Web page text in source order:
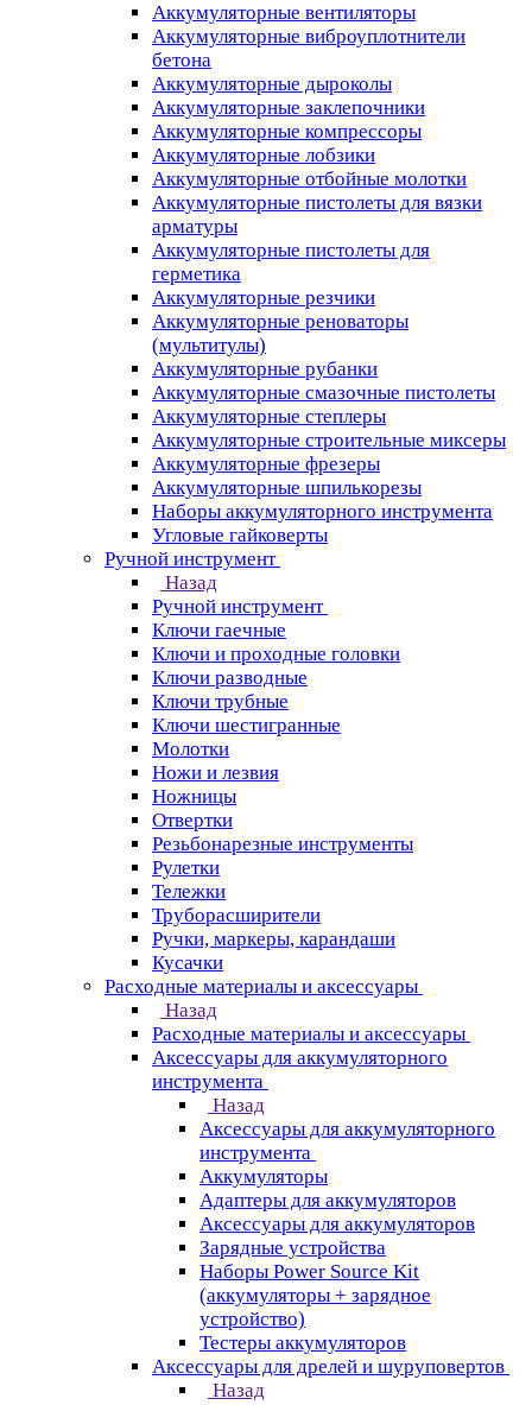
Аккумуляторные вентиляторы
Аккумуляторные виброуплотнители
бетона
Аккумуляторные дыроколы
Аккумуляторные заклепочники
Аккумуляторные компрессоры
Аккумуляторные лобзики
Аккумуляторные отбойные молотки
Аккумуляторные пистолеты для вязки
арматуры
Аккумуляторные пистолеты для
герметика
Аккумуляторные резчики
Аккумуляторные реноваторы
(мультитулы)
Аккумуляторные рубанки
Аккумуляторные смазочные пистолеты
Аккумуляторные степлеры
Аккумуляторные строительные миксеры
Аккумуляторные фрезеры
Аккумуляторные шпилькорезы
Наборы аккумуляторного инструмента
Угловые гайковерты
Ручной инструмент
Назад
Ручной инструмент
Ключи гаечные
Ключи и проходные головки
Ключи разводные
Ключи трубные
Ключи шестигранные
Молотки
Ножи и лезвия
Ножницы
Отвертки
Резьбонарезные инструменты
Рулетки
Тележки
Труборасширители
Ручки, маркеры, карандаши
Кусачки
Расходные материалы и аксессуары
Назад
Расходные материалы и аксессуары
Аксессуары для аккумуляторного
инструмента
Назад
Аксессуары для аккумуляторного
инструмента
Aккумуляторы
Адаптеры для аккумуляторов
Аксессуары для аккумуляторов
Зарядные устройства
Наборы Power Source Kit
(аккумуляторы + зарядное
устройство)
Тестеры аккумуляторов
Аксессуары для дрелей и шуруповертов
Назад